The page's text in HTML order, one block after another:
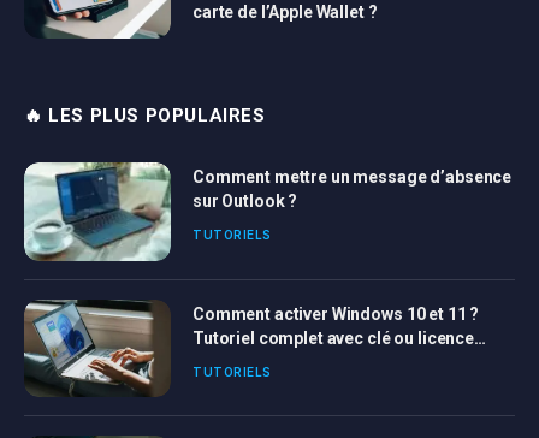
carte de l’Apple Wallet ?
🔥 LES PLUS POPULAIRES
Comment mettre un message d’absence
sur Outlook ?
TUTORIELS
Comment activer Windows 10 et 11 ?
Tutoriel complet avec clé ou licence
TUTORIELS